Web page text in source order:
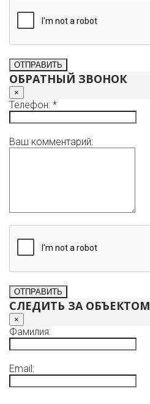
ОБРАТНЫЙ ЗВОНОК
×
Телефон: *
Ваш комментарий:
СЛЕДИТЬ ЗА ОБЪЕКТОМ
×
Фамилия:
Email: